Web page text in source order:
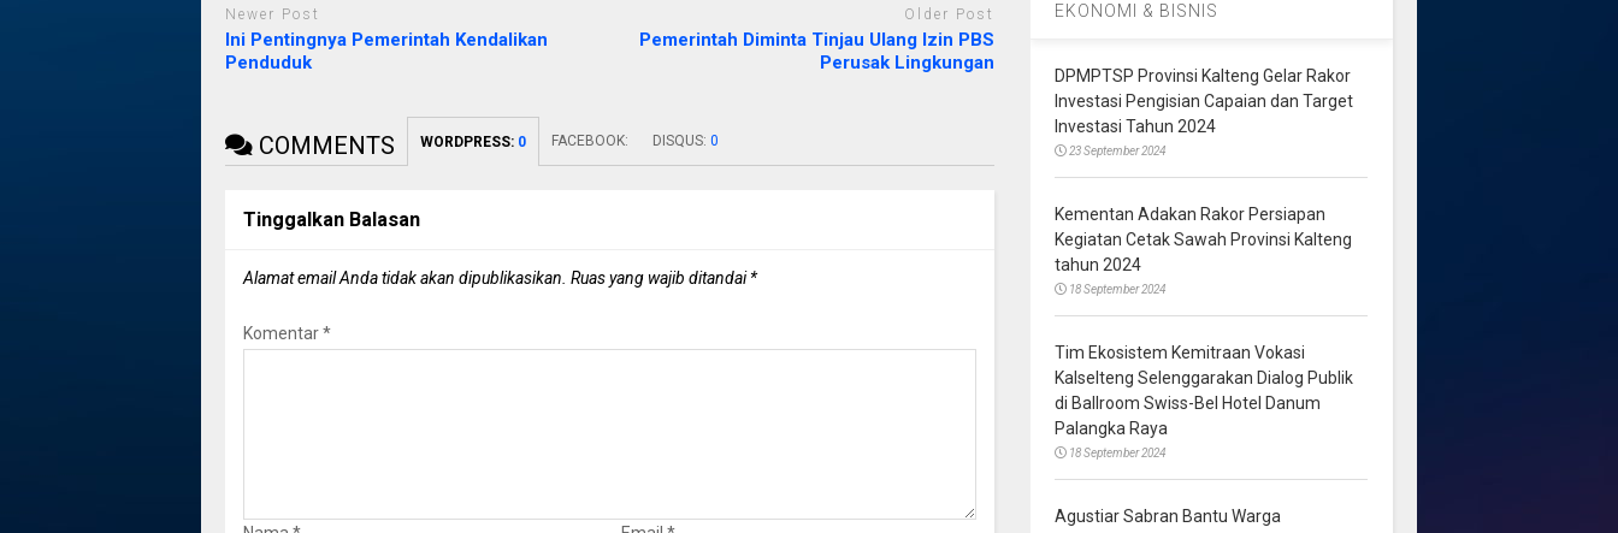
Newer Post
Ini Pentingnya Pemerintah Kendalikan
Penduduk
Older Post
Pemerintah Diminta Tinjau Ulang Izin PBS
Perusak Lingkungan
COMMENTS WORDPRESS: 0 FACEBOOK: DISQUS: 0
Tinggalkan Balasan
Alamat email Anda tidak akan dipublikasikan. Ruas yang wajib ditandai*
Komentar*
EKONOMI & BISNIS
DPMPTSP Provinsi Kalteng Gelar Rakor
Investasi Pengisian Capaian dan Target
Investasi Tahun 2024
23 September 2024
Kementan Adakan Rakor Persiapan
Kegiatan Cetak Sawah Provinsi Kalteng
tahun 2024
18 September 2024
Tim Ekosistem Kemitraan Vokasi
Kalselteng Selenggarakan Dialog Publik
di Ballroom Swiss-Bel Hotel Danum
Palangka Raya
18 September 2024
Agustiar Sabran Bantu Warga